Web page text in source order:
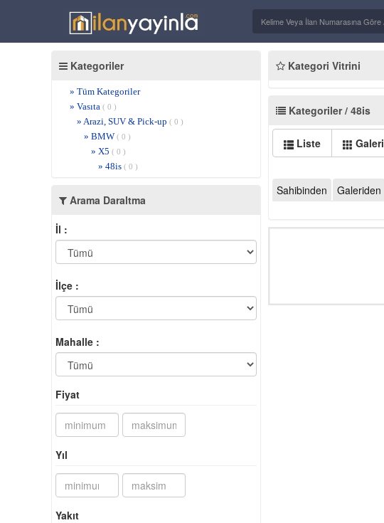
Kategoriler
» Tüm Kategoriler
» Vasıta ( 0 )
» Arazi, SUV & Pick-up ( 0 )
» BMW ( 0 )
» X5 ( 0 )
» 48is ( 0 )
Arama Daraltma
İl :
İlçe :
Mahalle :
Fiyat
Yıl
Yakıt
Kategori Vitrini
Kategoriler / 48is
Liste
Galeri
Sahibinden
Galeriden